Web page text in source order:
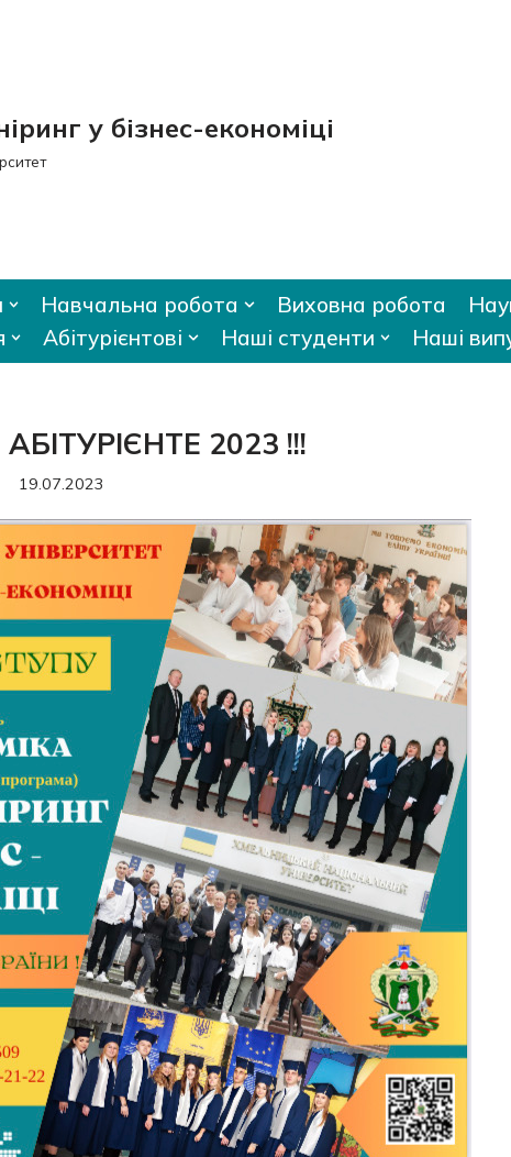
у бізнес-економіці
Навчальна робота Виховна робота
Абітурієнтові Наші студенти Наші
2023 !!!
19.07.2023